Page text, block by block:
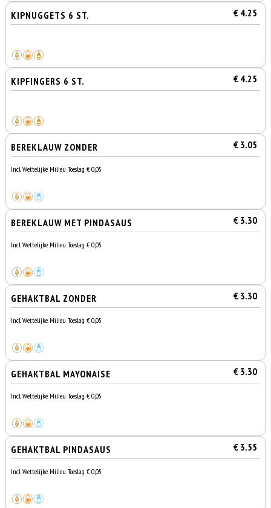
KIPNUGGETS 6 ST. € 4.25
KIPFINGERS 6 ST. € 4.25
BEREKLAUW ZONDER € 3.05
Incl. Wettelijke Milieu Toeslag € 0,05
BEREKLAUW MET PINDASAUS € 3.30
Incl. Wettelijke Milieu Toeslag € 0,05
GEHAKTBAL ZONDER € 3.30
Incl. Wettelijke Milieu Toeslag € 0,05
GEHAKTBAL MAYONAISE € 3.30
Incl. Wettelijke Milieu Toeslag € 0,05
GEHAKTBAL PINDASAUS € 3.55
Incl. Wettelijke Milieu Toeslag € 0,05